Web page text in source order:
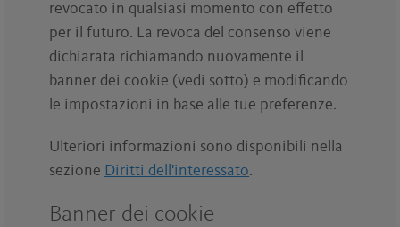
revocato in qualsiasi momento con effetto
per il futuro. La revoca del consenso viene
dichiarata richiamando nuovamente il
banner dei cookie (vedi sotto) e modificando
le impostazioni in base alle tue preferenze.
Ulteriori informazioni sono disponibili nella
sezione Diritti dell'interessato.
Banner dei cookie